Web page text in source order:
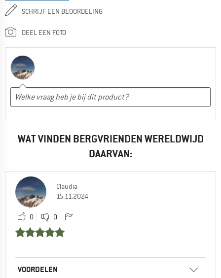
SCHRIJF EEN BEOORDELING
DEEL EEN FOTO
WAT VINDEN BERGVRIENDEN WERELDWIJD
DAARVAN:
Claudia
15.11.2024
0 0
VOORDELEN